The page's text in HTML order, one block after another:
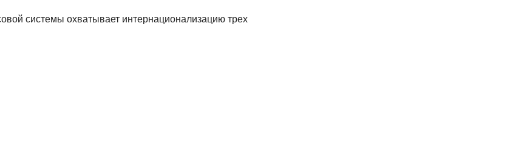
системы охватывает интернационализацию трех